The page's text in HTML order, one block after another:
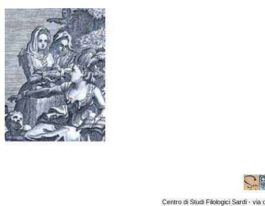
Centro di Studi Filologici Sardi - via